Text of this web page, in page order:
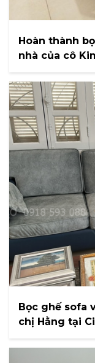
Hoàn thành
nhà của cô
Bọc ghế sofa
chị Hằng tại